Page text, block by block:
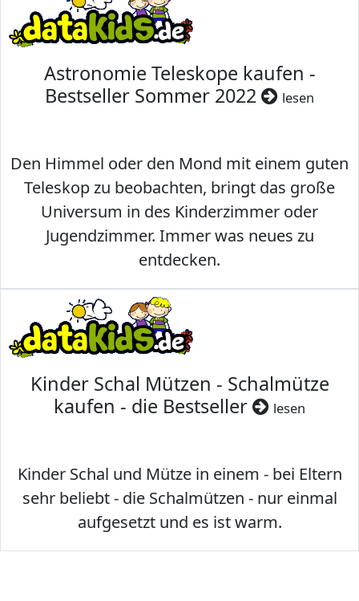
Astronomie Teleskope kaufen -
Bestseller Sommer 2022
lesen
Den Himmel oder den Mond mit einem guten
Teleskop zu beobachten, bringt das große
Universum in des Kinderzimmer oder
Jugendzimmer. Immer was neues zu
entdecken.
Kinder Schal Mützen - Schalmütze
kaufen - die Bestseller
lesen
Kinder Schal und Mütze in einem - bei Eltern
sehr beliebt - die Schalmützen - nur einmal
aufgesetzt und es ist warm.